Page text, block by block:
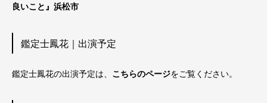
良いこと』浜松市
鑑定士鳳花｜出演予定
鑑定士鳳花の出演予定は、 こちらのページをご覧ください。